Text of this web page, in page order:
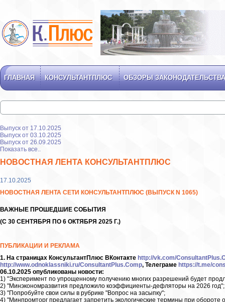
ГЛАВНАЯ КОНСУЛЬТАНТПЛЮС ОБЗОРЫ ЗАКОНОДАТЕЛЬСТВА
Выпуск от 17.10.2025
Выпуск от 03.10.2025
Выпуск от 26.09.2025
Показать все..
НОВОСТНАЯ ЛЕНТА КОНСУЛЬТАНТПЛЮС
17.10.2025
НОВОСТНАЯ ЛЕНТА СЕТИ КОНСУЛЬТАНТПЛЮС (ВЫПУСК N 1065)
ВАЖНЫЕ ПРОШЕДШИЕ СОБЫТИЯ
(С 30 СЕНТЯБРЯ ПО 6 ОКТЯБРЯ 2025 Г.)
ПУБЛИКАЦИИ И РЕКЛАМА
1. На страницах КонсультантПлюс ВКонтакте http://vk.com/
http://www.odnoklassniki.ru/ConsultantPlus.Comp, Телеграме https://t.me/
06.10.2025 опубликованы новости:
1) "Эксперимент по упрощенному получению многих разрешений будет
2) "Минэкономразвития предложило коэффициенты-дефляторы на 2026 год";
3) "Попробуйте свои силы в рубрике "Вопрос на засыпку";
4) "Минпромторг предлагает запретить экологические термины при обороте